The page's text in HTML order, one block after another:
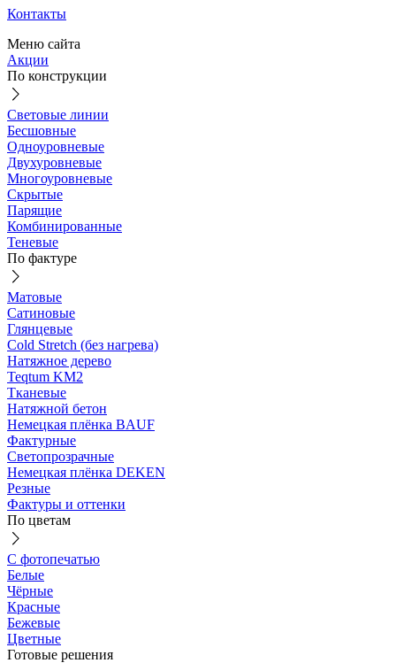
Контакты
Меню сайта
Акции
По конструкции
Световые линии
Бесшовные
Одноуровневые
Двухуровневые
Многоуровневые
Скрытые
Парящие
Комбинированные
Теневые
По фактуре
Матовые
Сатиновые
Глянцевые
Cold Stretch (без нагрева)
Натяжное дерево
Teqtum KM2
Тканевые
Натяжной бетон
Немецкая плёнка BAUF
Фактурные
Светопрозрачные
Немецкая плёнка DEKEN
Резные
Фактуры и оттенки
По цветам
С фотопечатью
Белые
Чёрные
Красные
Бежевые
Цветные
Готовые решения